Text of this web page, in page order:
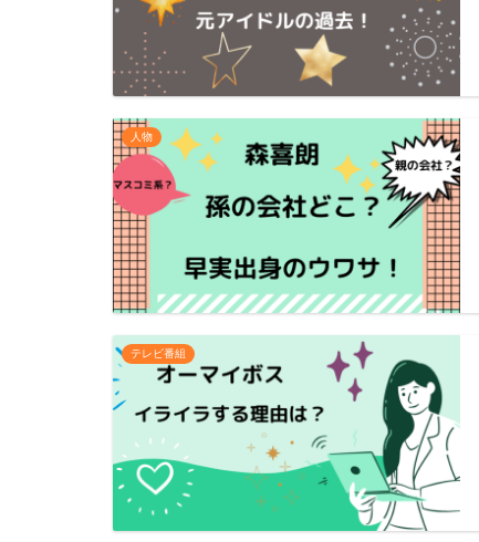
人物
テレビ番組